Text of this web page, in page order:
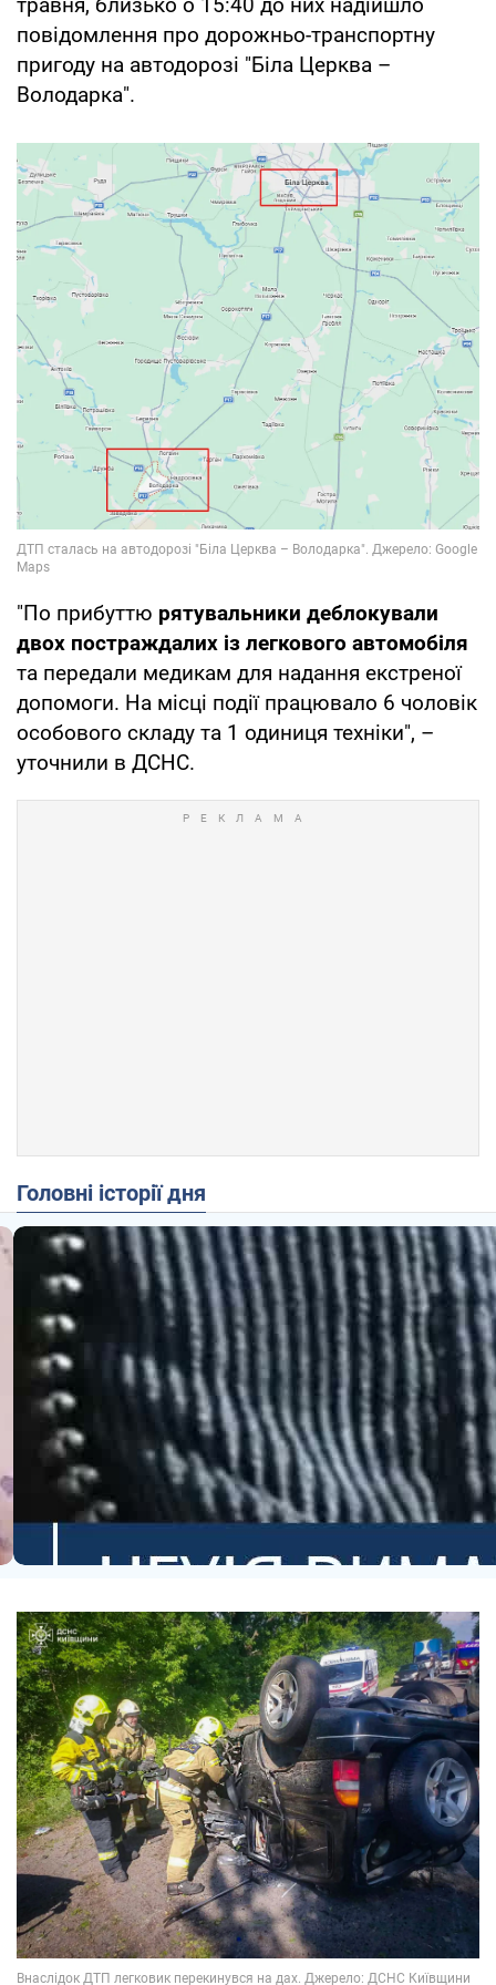
повідомлення про дорожньо-транспортну
пригоду на автодорозі "Біла Церква –
Володарка".
"По прибуттю рятувальники деблокували
двох постраждалих із легкового автомобіля
та передали медикам для надання екстреної
допомоги. На місці події працювало 6 чоловік
особового складу та 1 одиниця техніки", –
уточнили в ДСНС.
Головні історії дня